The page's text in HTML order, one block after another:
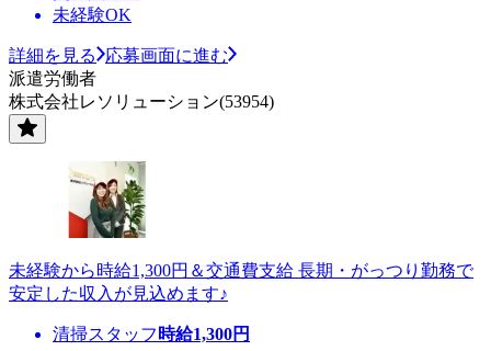
未経験OK
詳細を見る
応募画面に進む
派遣労働者
株式会社レソリューション(53954)
未経験から時給1,300円＆交通費支給 長期・がっつり勤務で
安定した収入が見込めます♪
清掃スタッフ 時給1,300円